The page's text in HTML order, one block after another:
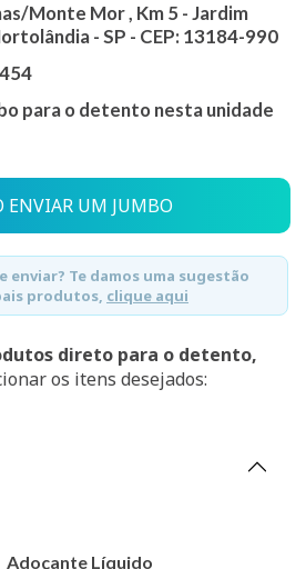
Monte Mor , Km 5 - Jardim
- SP - CEP: 13184-990
para o detento nesta unidade
ENVIAR UM JUMBO
enviar? Te damos uma sugestão
produtos, clique aqui
direto para o detento,
os itens desejados:
Adoçante Líquido